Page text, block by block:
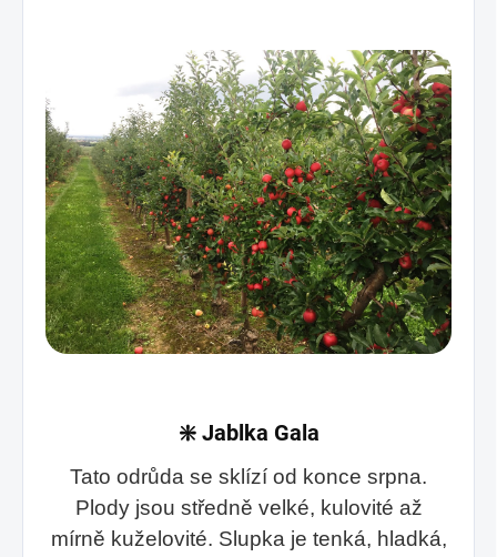
❇️ Jablka Gala
Tato odrůda se sklízí od konce srpna.
Plody jsou středně velké, kulovité až
mírně kuželovité. Slupka je tenká, hladká,